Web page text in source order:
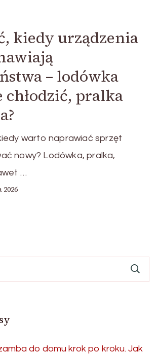
kiedy urządzenia
– lodówka
chłodzić, pralka
warto naprawiać sprzęt
nowy? Lodówka, pralka,
…
2026
do domu krok po kroku. Jak